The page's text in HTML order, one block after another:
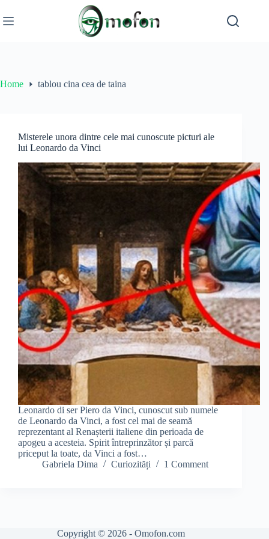
to
content
Home tablou cina cea de taina
Misterele unora dintre cele mai cunoscute picturi ale
lui Leonardo da Vinci
Leonardo di ser Piero da Vinci, cunoscut sub numele
de Leonardo da Vinci, a fost cel mai de seamă
reprezentant al Renașterii italiene din perioada de
apogeu a acesteia. Spirit întreprinzător și parcă
priceput la toate, da Vinci a fost…
Gabriela Dima
Curiozități 1 Comment
Copyright © 2026 - Omofon.com